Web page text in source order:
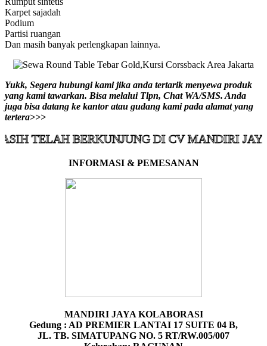
Karpet sajadah
Podium
Partisi ruangan
Dan masih banyak perlengkapan lainnya.
Yukk, Segera hubungi kami jika anda tertarik menyewa produk
yang kami tawarkan. Bisa melalui Tlpn, Chat WA/SMS. Anda
juga bisa datang ke kantor atau gudang kami pada alamat yang
tertera>>>
BERKUNJUNG DI CV MANDIRI JAYA
INFORMASI & PEMESANAN
MANDIRI JAYA KOLABORASI
Gedung : AD PREMIER LANTAI 17 SUITE 04 B,
JL. TB. SIMATUPANG NO. 5 RT/RW.005/007